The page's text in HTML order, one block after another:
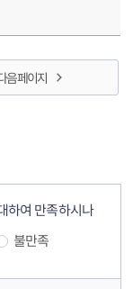
음 페이지
하여 만족하시나
불만족